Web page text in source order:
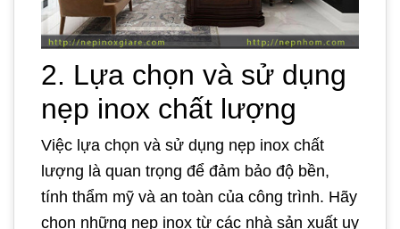
2. Lựa chọn và sử dụng
nẹp inox chất lượng
Việc lựa chọn và sử dụng nẹp inox chất
lượng là quan trọng để đảm bảo độ bền,
tính thẩm mỹ và an toàn của công trình. Hãy
chọn những nẹp inox từ các nhà sản xuất uy